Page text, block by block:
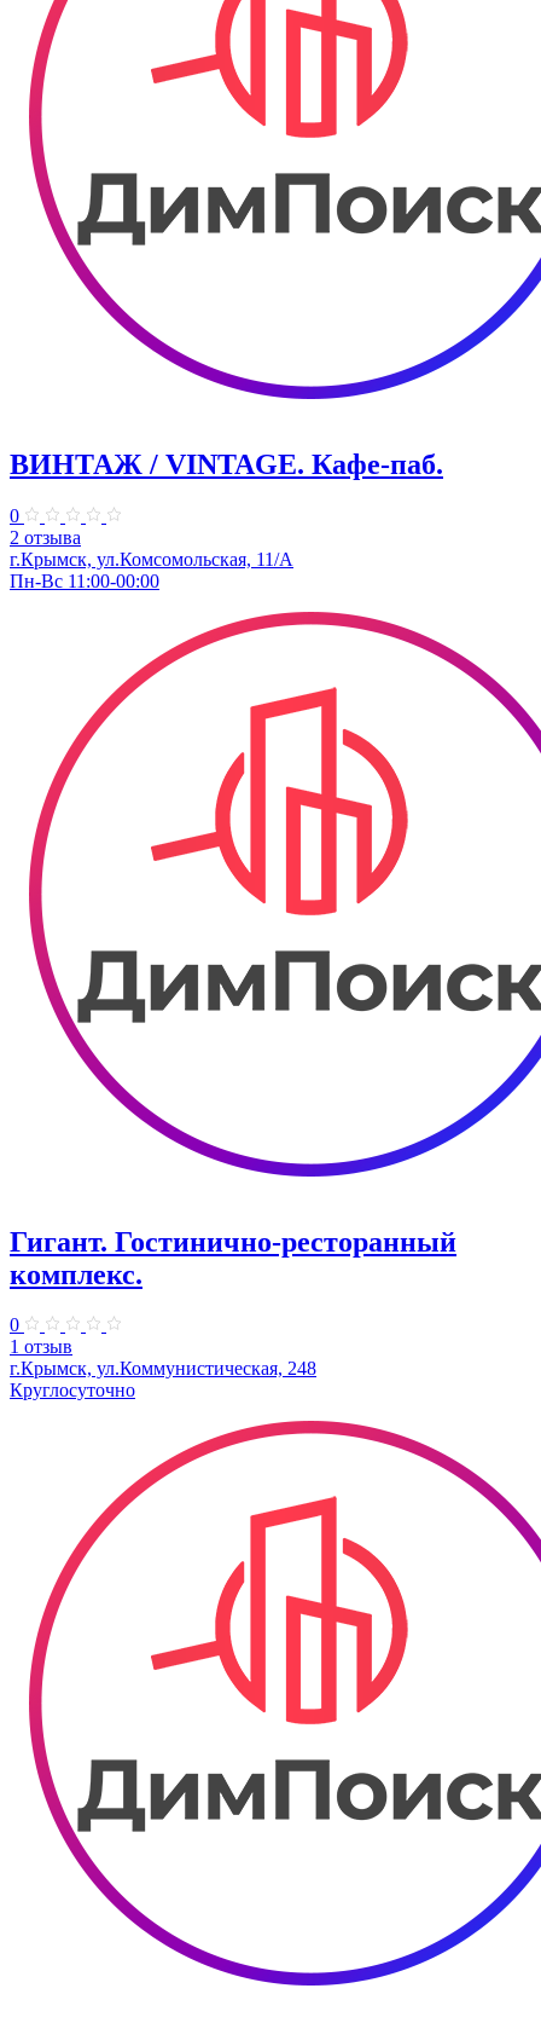
ВИНТАЖ / VINTAGE. Кафе-паб.
0
2 отзыва
г.Крымск, ул.Комсомольская, 11/А
Пн-Вс 11:00-00:00
Гигант. Гостинично-ресторанный
комплекс.
0
1 отзыв
г.Крымск, ул.Коммунистическая, 248
Круглосуточно